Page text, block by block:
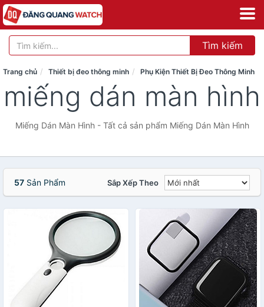
Tìm kiếm
Trang chủ Thiết bị đeo thông minh Phụ Kiện Thiết Bị Đeo Thông Minh
miếng dán màn hình
Miếng Dán Màn Hình - Tất cả sản phẩm Miếng Dán Màn Hình
57 Sản Phẩm Sắp Xếp Theo